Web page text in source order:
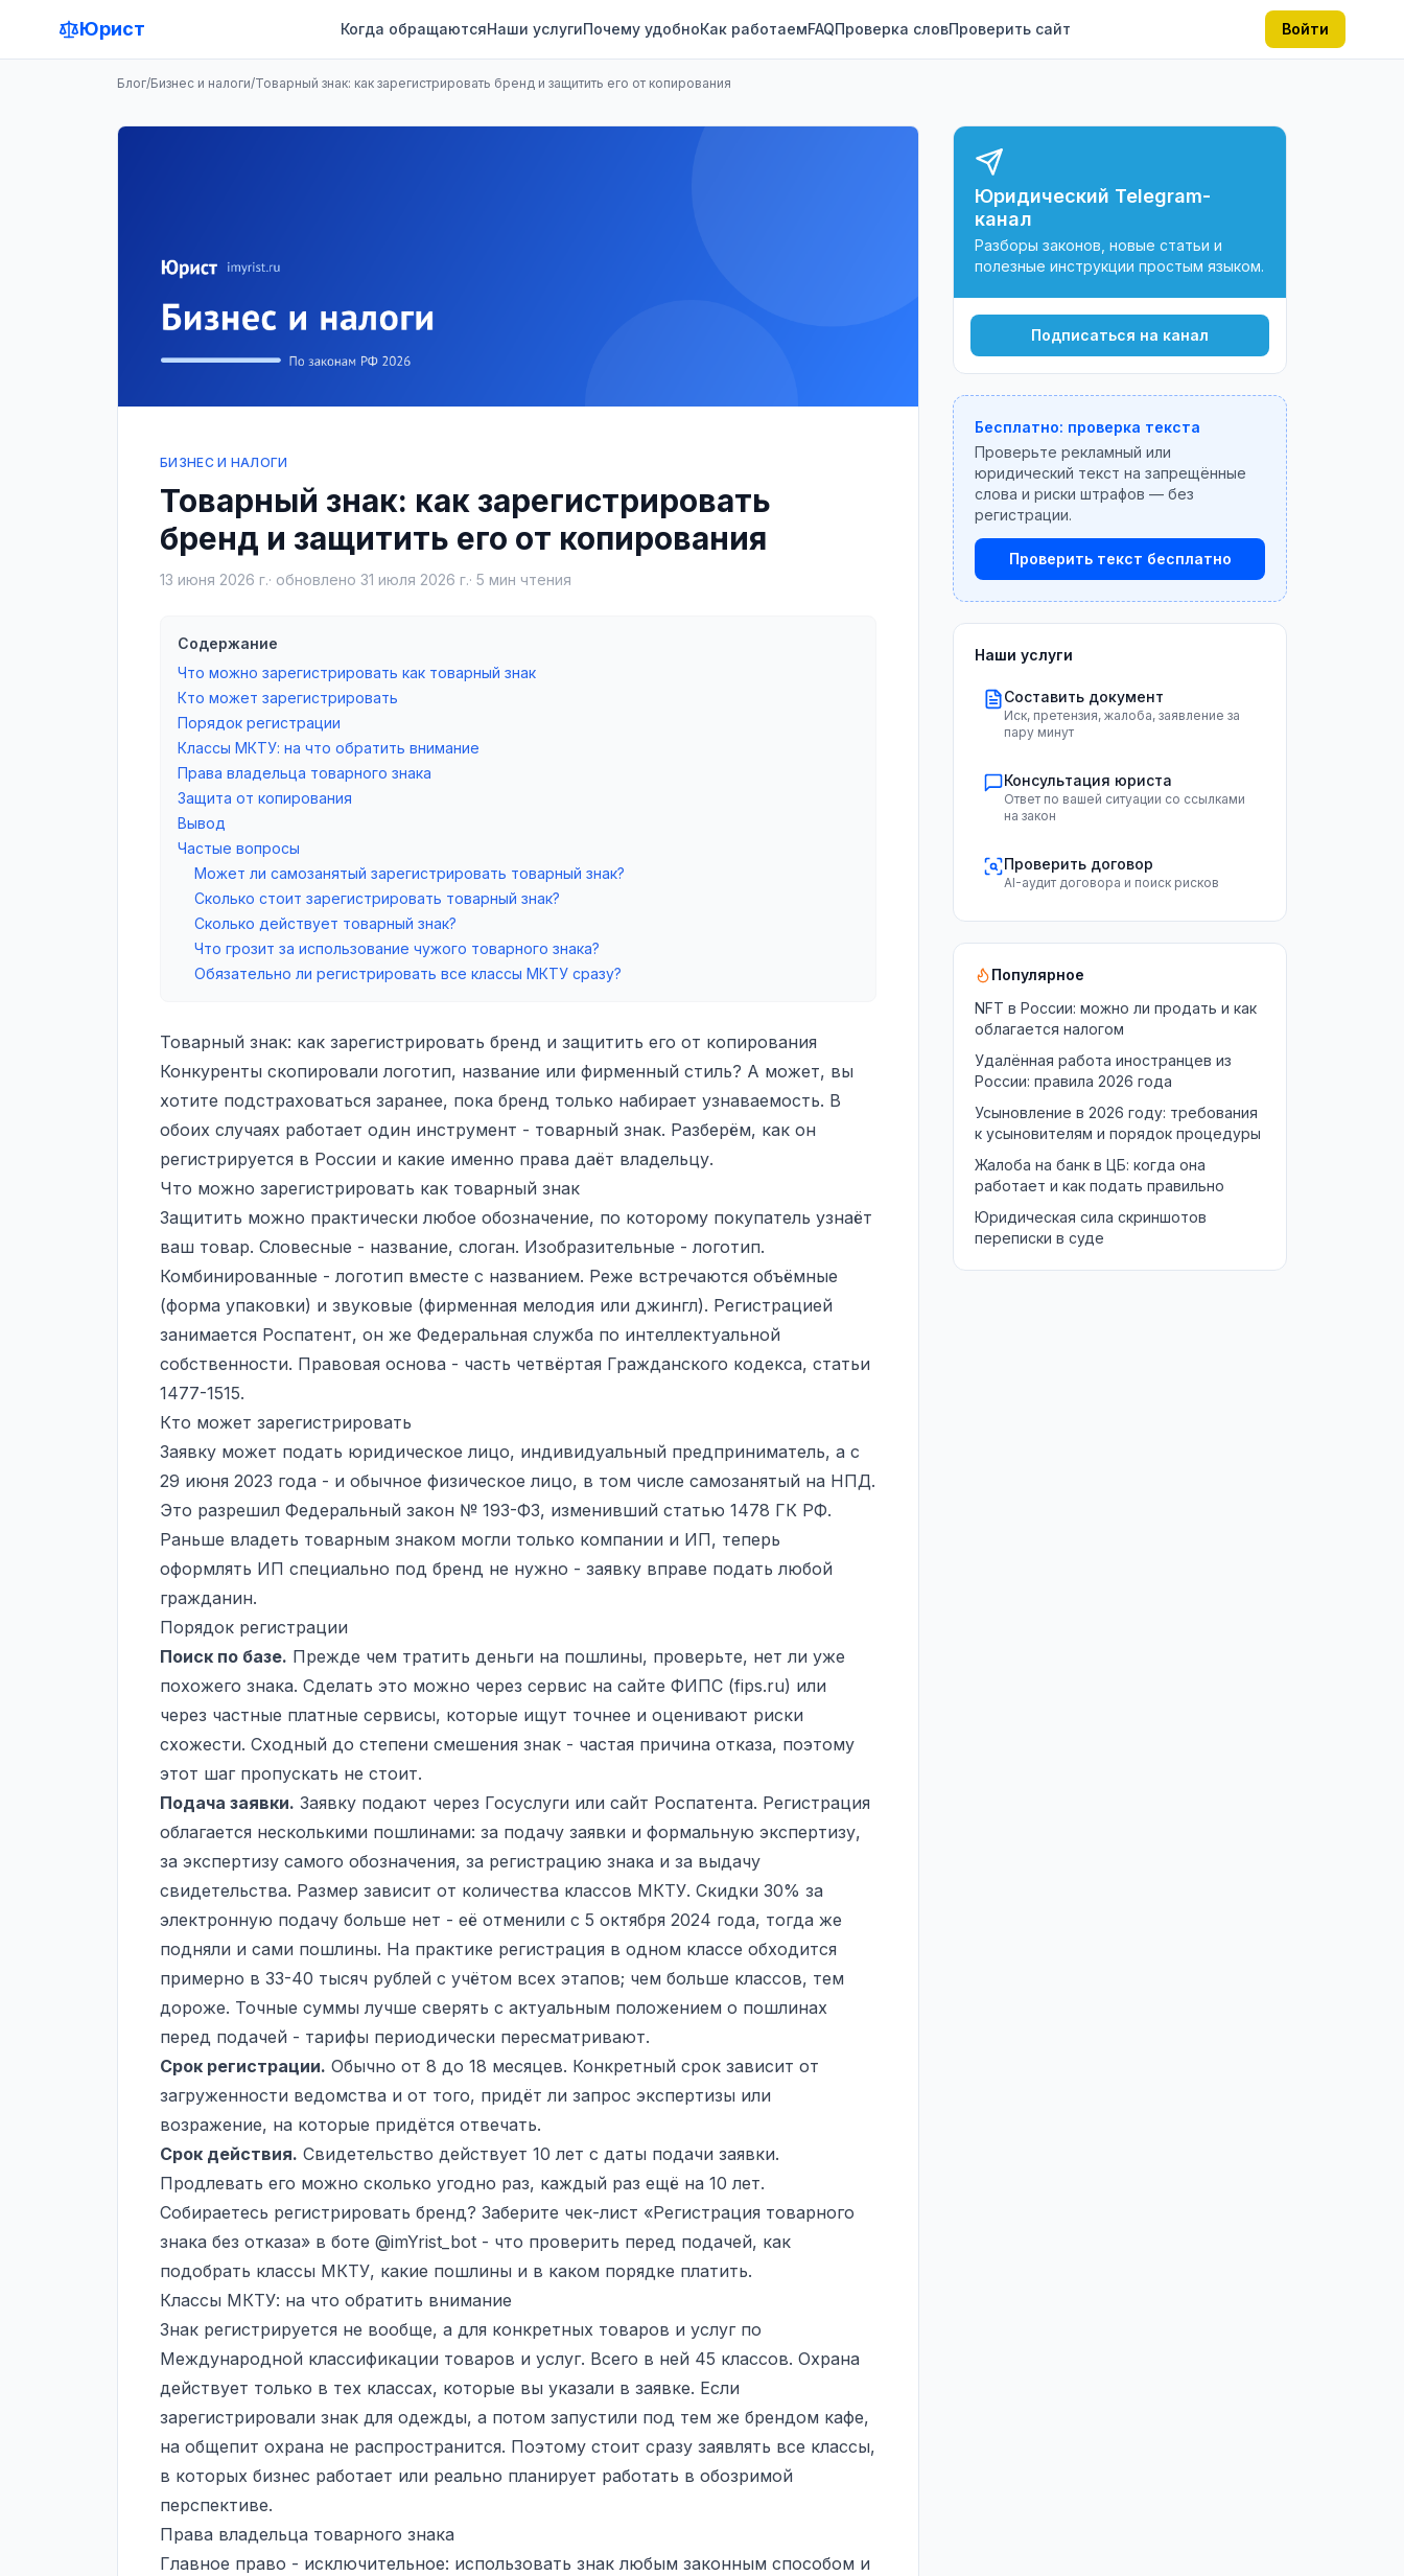
Юрист Когда обращаютсяНаши услугиПочему удобноКак работаемFAQПроверка словПроверить сайт Войти
Блог/Бизнес и налоги/Товарный знак: как зарегистрировать бренд и защитить его от копирования
БИЗНЕС И НАЛОГИ
Товарный знак: как зарегистрировать
бренд и защитить его от копирования
13 июня 2026 г.· обновлено 31 июля 2026 г.· 5 мин чтения
Содержание
Что можно зарегистрировать как товарный знак
Кто может зарегистрировать
Порядок регистрации
Классы МКТУ: на что обратить внимание
Права владельца товарного знака
Защита от копирования
Вывод
Частые вопросы
Может ли самозанятый зарегистрировать товарный знак?
Сколько стоит зарегистрировать товарный знак?
Сколько действует товарный знак?
Что грозит за использование чужого товарного знака?
Обязательно ли регистрировать все классы МКТУ сразу?
Товарный знак: как зарегистрировать бренд и защитить его от копирования
Конкуренты скопировали логотип, название или фирменный стиль? А может, вы
хотите подстраховаться заранее, пока бренд только набирает узнаваемость. В
обоих случаях работает один инструмент - товарный знак. Разберём, как он
регистрируется в России и какие именно права даёт владельцу.
Что можно зарегистрировать как товарный знак
Защитить можно практически любое обозначение, по которому покупатель узнаёт
ваш товар. Словесные - название, слоган. Изобразительные - логотип.
Комбинированные - логотип вместе с названием. Реже встречаются объёмные
(форма упаковки) и звуковые (фирменная мелодия или джингл). Регистрацией
занимается Роспатент, он же Федеральная служба по интеллектуальной
собственности. Правовая основа - часть четвёртая Гражданского кодекса, статьи
1477-1515.
Кто может зарегистрировать
Заявку может подать юридическое лицо, индивидуальный предприниматель, а с
29 июня 2023 года - и обычное физическое лицо, в том числе самозанятый на НПД.
Это разрешил Федеральный закон № 193-ФЗ, изменивший статью 1478 ГК РФ.
Раньше владеть товарным знаком могли только компании и ИП, теперь
оформлять ИП специально под бренд не нужно - заявку вправе подать любой
гражданин.
Порядок регистрации
Поиск по базе. Прежде чем тратить деньги на пошлины, проверьте, нет ли уже
похожего знака. Сделать это можно через сервис на сайте ФИПС (fips.ru) или
через частные платные сервисы, которые ищут точнее и оценивают риски
схожести. Сходный до степени смешения знак - частая причина отказа, поэтому
этот шаг пропускать не стоит.
Подача заявки. Заявку подают через Госуслуги или сайт Роспатента. Регистрация
облагается несколькими пошлинами: за подачу заявки и формальную экспертизу,
за экспертизу самого обозначения, за регистрацию знака и за выдачу
свидетельства. Размер зависит от количества классов МКТУ. Скидки 30% за
электронную подачу больше нет - её отменили с 5 октября 2024 года, тогда же
подняли и сами пошлины. На практике регистрация в одном классе обходится
примерно в 33-40 тысяч рублей с учётом всех этапов; чем больше классов, тем
дороже. Точные суммы лучше сверять с актуальным положением о пошлинах
перед подачей - тарифы периодически пересматривают.
Срок регистрации. Обычно от 8 до 18 месяцев. Конкретный срок зависит от
загруженности ведомства и от того, придёт ли запрос экспертизы или
возражение, на которые придётся отвечать.
Срок действия. Свидетельство действует 10 лет с даты подачи заявки.
Продлевать его можно сколько угодно раз, каждый раз ещё на 10 лет.
Собираетесь регистрировать бренд? Заберите чек-лист «Регистрация товарного
знака без отказа» в боте @imYrist_bot - что проверить перед подачей, как
подобрать классы МКТУ, какие пошлины и в каком порядке платить.
Классы МКТУ: на что обратить внимание
Знак регистрируется не вообще, а для конкретных товаров и услуг по
Международной классификации товаров и услуг. Всего в ней 45 классов. Охрана
действует только в тех классах, которые вы указали в заявке. Если
зарегистрировали знак для одежды, а потом запустили под тем же брендом кафе,
на общепит охрана не распространится. Поэтому стоит сразу заявлять все классы,
в которых бизнес работает или реально планирует работать в обозримой
перспективе.
Права владельца товарного знака
Главное право - исключительное: использовать знак любым законным способом и
Юридический Telegram-
канал
Разборы законов, новые статьи и
полезные инструкции простым языком.
Подписаться на канал
Бесплатно: проверка текста
Проверьте рекламный или
юридический текст на запрещённые
слова и риски штрафов — без
регистрации.
Проверить текст бесплатно
Наши услуги
Составить документ
Иск, претензия, жалоба, заявление за
пару минут
Консультация юриста
Ответ по вашей ситуации со ссылками
на закон
Проверить договор
AI-аудит договора и поиск рисков
Популярное
NFT в России: можно ли продать и как
облагается налогом
Удалённая работа иностранцев из
России: правила 2026 года
Усыновление в 2026 году: требования
к усыновителям и порядок процедуры
Жалоба на банк в ЦБ: когда она
работает и как подать правильно
Юридическая сила скриншотов
переписки в суде